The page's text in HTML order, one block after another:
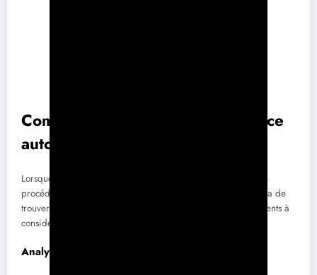
Comparaison des devis d’assurance
auto
Lorsque vous avez plusieurs devis en main, il est essentiel de
procéder à une comparaison minutieuse. Cela vous permettra de
trouver le meilleur rapport qualité-prix. Voici quelques éléments à
considérer lors de la comparaison de vos devis d’assurance.
Analyser les garanties proposées